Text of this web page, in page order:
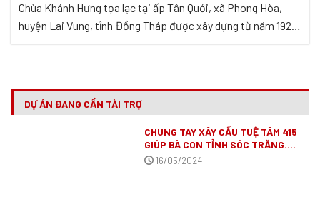
Chùa Khánh Hưng tọa lạc tại ấp Tân Quới, xã Phong Hòa,
huyện Lai Vung, tỉnh Đồng Tháp được xây dựng từ năm 1929,
tu sửa lại năm 1963, hiện do Đại Đức Thích Trí Thường trụ trì.
DỰ ÁN ĐANG CẦN TÀI TRỢ
CHUNG TAY XÂY CẦU TUỆ TÂM 415
GIÚP BÀ CON TỈNH SÓC TRĂNG.
(ĐÃ VẬN ĐỘNG XONG)
16/05/2024